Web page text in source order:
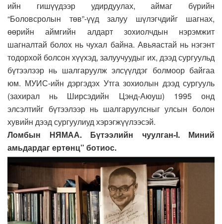
ийн гишүүдээр удирдуулах, аймаг бүрийн
“Боловсролын төв”-үүд залуу шүлэгчдийг шагнах,
өөрийн аймгийн алдарт зохиолчдын нэрэмжит
шагналтай болох нь чухал байна. Авьяастай нь нэгэнт
тодорхой болсон хүүхэд, залуучуудыг их, дээд сургуульд
бүтээлээр нь шалгаруулж элсүүлдэг болмоор байгаа
юм. МУИС-ийн дэргэдэх Утга зохиолын дээд сургууль
(захирал нь Ширсэдийн Цэнд-Аюуш) 1995 онд
элсэлтийг бүтээлээр нь шалгаруулсныг улсын болон
хувийн дээд сургуулиуд хэрэгжүүлээсэй.
Ломбын НЯМАА. Бүтээлийн чуулган-I. Миний
амьдардаг ертөнц” ботиос.